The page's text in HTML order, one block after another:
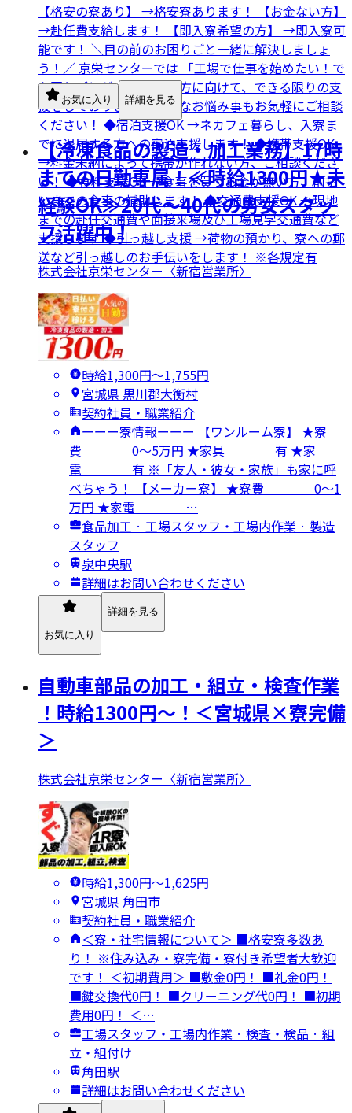
【格安の寮あり】 →格安寮あります！ 【お金ない方】
→赴任費支給します！ 【即入寮希望の方】 →即入寮可
能です！ ＼目の前のお困りごと一緒に解決しましょ
う！／ 京栄センターでは 「工場で仕事を始めたい！で
も困りごとが…」 そんな方に向けて、できる限りの支
援をしております！ どんなお悩み事もお気軽にご相談
ください！ ◆宿泊支援OK →ネカフェ暮らし、入寮ま
でに退居する方への宿泊支援します！ ◆携帯支援OK
→料金未納によって携帯が作れない方、ご相談くださ
い！ ◆食料支援OK →食事を買うお金が無い方、前払
いまでの食事の補助します！ ◆交通費支援OK →現地
までの赴任交通費や面接来場及び工場見学交通費など
支援します ◆引っ越し支援 →荷物の預かり、寮への郵
送など引っ越しのお手伝いをします！ ※各規定有
お気に入り 詳細を見る
【冷凍食品の製造・加工業務】17時
までの日勤専属！≪時給1300円★未
経験OK≫20代～40代の男女スタッ
フ活躍中！
株式会社京栄センター〈新宿営業所〉
時給1,300円〜1,755円
宮城県 黒川郡大衡村
契約社員・職業紹介
ーーー寮情報ーーー 【ワンルーム寮】 ★寮
費 0～5万円 ★家具 有 ★家
電 有 ※「友人・彼女・家族」も家に呼
べちゃう！ 【メーカー寮】 ★寮費 0～1
万円 ★家電 …
食品加工 · 工場スタッフ・工場内作業 · 製造
スタッフ
泉中央駅
詳細はお問い合わせください
お気に入り
詳細を見る
自動車部品の加工・組立・検査作業
！時給1300円～！＜宮城県×寮完備
＞
株式会社京栄センター〈新宿営業所〉
時給1,300円〜1,625円
宮城県 角田市
契約社員・職業紹介
＜寮・社宅情報について＞ ■格安寮多数あ
り！ ※住み込み・寮完備・寮付き希望者大歓迎
です！ ＜初期費用＞ ■敷金0円！ ■礼金0円！
■鍵交換代0円！ ■クリーニング代0円！ ■初期
費用0円！ ＜…
工場スタッフ・工場内作業 · 検査・検品 · 組
立・組付け
角田駅
詳細はお問い合わせください